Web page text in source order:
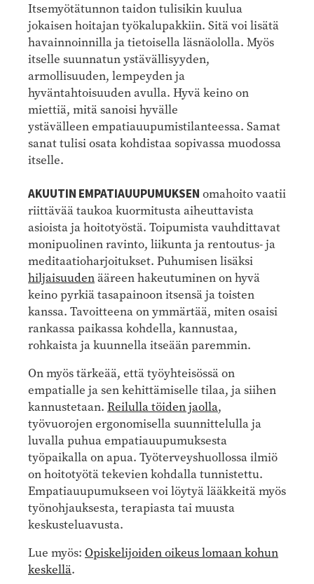
Itsemyötätunnon taidon tulisikin kuulua
jokaisen hoitajan työkalupakkiin. Sitä voi lisätä
havainnoinnilla ja tietoisella läsnäololla. Myös
itselle suunnatun ystävällisyyden,
armollisuuden, lempeyden ja
hyväntahtoisuuden avulla. Hyvä keino on
miettiä, mitä sanoisi hyvälle
ystävälleen empatiauupumistilanteessa. Samat
sanat tulisi osata kohdistaa sopivassa muodossa
itselle.
AKUUTIN EMPATIAUUPUMUKSEN omahoito vaatii
riittävää taukoa kuormitusta aiheuttavista
asioista ja hoitotyöstä. Toipumista vauhdittavat
monipuolinen ravinto, liikunta ja rentoutus- ja
meditaatioharjoitukset. Puhumisen lisäksi
hiljaisuudenääreen hakeutuminen on hyvä
keino pyrkiä tasapainoon itsensä ja toisten
kanssa. Tavoitteena on ymmärtää, miten osaisi
rankassa paikassa kohdella, kannustaa,
rohkaista ja kuunnella itseään paremmin.
On myös tärkeää, että työyhteisössä on
empatialle ja sen kehittämiselle tilaa, ja siihen
kannustetaan. Reilulla töiden jaolla,
työvuorojen ergonomisella suunnittelulla ja
luvalla puhua empatiauupumuksesta
työpaikalla on apua. Työterveyshuollossa ilmiö
on hoitotyötä tekevien kohdalla tunnistettu.
Empatiauupumukseen voi löytyä lääkkeitä myös
työnohjauksesta, terapiasta tai muusta
keskusteluavusta.
Lue myös: Opiskelijoiden oikeus lomaan kohun
keskellä.